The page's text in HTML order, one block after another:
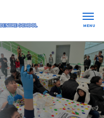
MENU